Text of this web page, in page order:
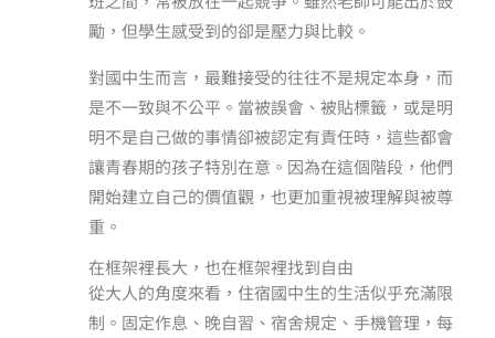
勵，但學生感受到的卻是壓力與比較。
對國中生而言，最難接受的往往不是規定本身，而
是不一致與不公平。當被誤會、被貼標籤，或是明
明不是自己做的事情卻被認定有責任時，這些都會
讓青春期的孩子特別在意。因為在這個階段，他們
開始建立自己的價值觀，也更加重視被理解與被尊
重。
在框架裡長大，也在框架裡找到自由
從大人的角度來看，住宿國中生的生活似乎充滿限
制。固定作息、晚自習、宿舍規定、手機管理，每